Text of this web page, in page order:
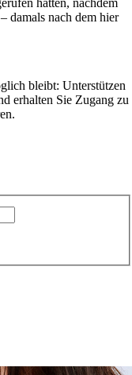
damals nach dem hier
bleibt: Unterstützen
erhalten Sie Zugang zu